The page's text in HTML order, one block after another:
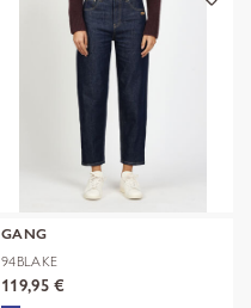
GANG
94BLAKE
119,95 €